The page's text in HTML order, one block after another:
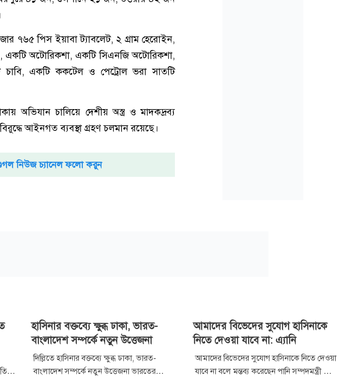
৭৬৫ পিস ইয়াবা ট্যাবলেট, ২ গ্রাম হেরোইন,
একটি অটোরিকশা, একটি সিএনজি অটোরিকশা,
একটি ককটেল ও পেট্রোল ভরা সাতটি
অভিযান চালিয়ে দেশীয় অস্ত্র ও মাদকদ্রব্য
বিরুদ্ধে আইনগত ব্যবস্থা গ্রহণ চলমান রয়েছে।
নিউজ চ্যানেল ফলো করুন
হাসিনার বক্তব্যে ক্ষুব্ধ ঢাকা, ভারত-
বাংলাদেশ সম্পর্কে নতুন উত্তেজনা
দিল্লিতে হাসিনার বক্তব্যে ক্ষুব্ধ ঢাকা, ভারত-
বাংলাদেশ সম্পর্কে নতুন উত্তেজনা ভারতের
আমাদের বিভেদের সুযোগ হাসিনাকে
নিতে দেওয়া যাবে না: এ্যানি
আমাদের বিভেদের সুযোগ হাসিনাকে নিতে দেওয়া
যাবে না বলে মন্তব্য করেছেন পানি সম্পদমন্ত্রী মো.